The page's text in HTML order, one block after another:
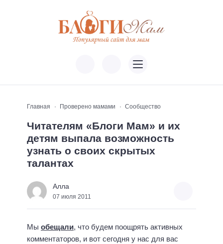
Главная Проверено мамами Сообщество
Читателям «Блоги Мам» и их
детям выпала возможность
узнать о своих скрытых
талантах
Алла
07 июля 2011
Мы обещали, что будем поощрять активных
комментаторов, и вот сегодня у нас для вас